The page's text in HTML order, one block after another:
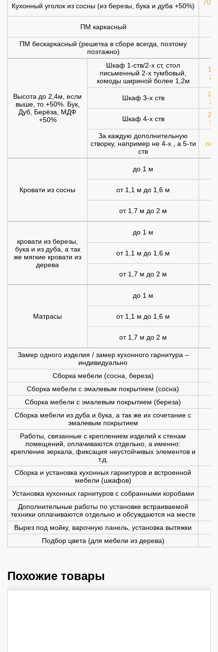
Кухонный уголок из сосны (из березы, бука и дуба +50%) 700
ПМ каркасный
ПМ бескаркасный (решетка в сборе всегда, поэтому
поэтажно)
Высота до 2,4м, если
выше, то +50%. Бук,
Дуб, Берёза, МДФ
+50%
Шкаф 1-ств/2-х ст, стол
письменный 2-х тумбовый,
комоды шириной более 1,2м
Шкаф 3-х ств
Шкаф 4-х ств
За каждую дополнительную
створку, например не 4-х , а 5-ти
ств
Кровати из сосны
до 1 м
от 1,1 м до 1,6 м
от 1,7 м до 2 м
кровати из березы,
бука и из дуба, а так
же мягкие кровати из
дерева
до 1 м
от 1,1 м до 1,6 м
от 1,7 м до 2 м
Матрасы
до 1 м
от 1,1 м до 1,6 м
от 1,7 м до 2 м
Замер одного изделия / замер кухонного гарнитура –
индивидуально
Сборка мебели (сосна, береза)
Сборка мебели с эмалевым покрытием (сосна)
Сборка мебели с эмалевым покрытием (береза)
Сборка мебели из дуба и бука, а так же их сочетание с
эмалевым покрытием
Работы, связанные с креплением изделий к стенам
помещений, оплачиваются отдельно, а именно:
крепление зеркала, фиксация неустойчивых элементов и
т.д.
Сборка и установка кухонных гарнитуров и встроенной
мебели (шкафов)
Установка кухонных гарнитуров с собранными коробами
Дополнительные работы по установке встраиваемой
техники оплачиваются отдельно и обсуждаются на месте
Вырез под мойку, варочную панель, установка вытяжки
Подбор цвета (для мебели из дерева)
Похожие товары